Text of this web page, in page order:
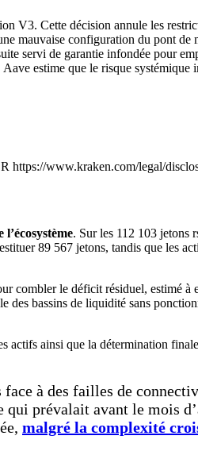
www.kraken.com/legal/
. Sur les 112 103 jetons
89 567 jetons, tandis que les
combler le déficit résiduel, estimé
des bassins de liquidité sans
actifs ainsi que la détermination
à des failles de
qui prévalait avant le mois
malgré la complexité